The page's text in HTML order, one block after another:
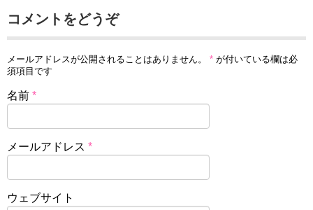
コメントをどうぞ
メールアドレスが公開されることはありません。 * が付いている欄は必
須項目です
名前 *
メールアドレス *
ウェブサイト